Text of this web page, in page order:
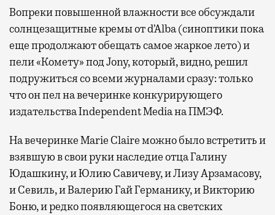
Вопреки повышенной влажности все обсуждали
солнцезащитные кремы от d’Alba (синоптики пока
еще продолжают обещать самое жаркое лето) и
пели «Комету» под Jony, который, видно, решил
подружиться со всеми журналами сразу: только
что он пел на вечеринке конкурирующего
издательства Independent Media на ПМЭФ.
На вечеринке Marie Claire можно было встретить и
взявшую в свои руки наследие отца Галину
Юдашкину, и Юлию Савичеву, и Лизу Арзамасову,
и Севиль, и Валерию Гай Германику, и Викторию
Боню, и редко появляющегося на светских